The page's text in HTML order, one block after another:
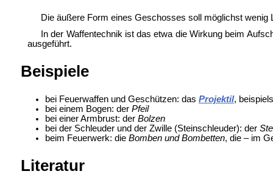
Die äußere Form eines Geschosses soll möglichst
In der Waffentechnik ist das etwa die Wirkung beim
ausgeführt.
Beispiele
bei Feuerwaffen und Geschützen: das Projektil,
bei einem Bogen: der Pfeil
bei einerArmbrust: der Bolzen
bei der Schleuder und der Zwille (Steinschleuder): der
beim Feuerwerk: die Bomben undBombetten, die – im
Literatur